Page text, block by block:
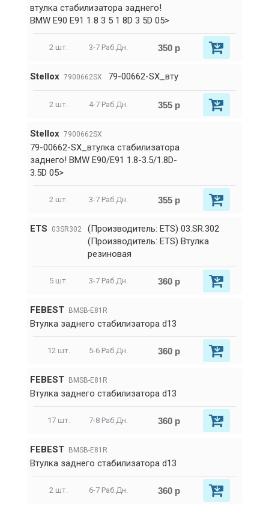
втулка стабилизатора заднего!
BMW E90 E91 1 8 3 5 1 8D 3 5D 05>
2 шт. 3-7 Раб.Дн. 350 р
Stellox 7900662SX 79-00662-SX_вту
2 шт. 4-7 Раб.Дн. 355 р
Stellox 7900662SX
79-00662-SX_втулка стабилизатора
заднего! BMW E90/E91 1.8-3.5/1.8D-
3.5D 05>
2 шт. 3-7 Раб.Дн. 355 р
ETS 03SR302
(Производитель: ETS) 03.SR.302
(Производитель: ETS) Втулка
резиновая
5 шт. 3-7 Раб.Дн. 360 р
FEBEST BMSB-E81R
Втулка заднего стабилизатора d13
12 шт. 5-6 Раб.Дн. 360 р
FEBEST BMSB-E81R
Втулка заднего стабилизатора d13
17 шт. 7-8 Раб.Дн. 360 р
FEBEST BMSB-E81R
Втулка заднего стабилизатора d13
2 шт. 6-7 Раб.Дн. 360 р